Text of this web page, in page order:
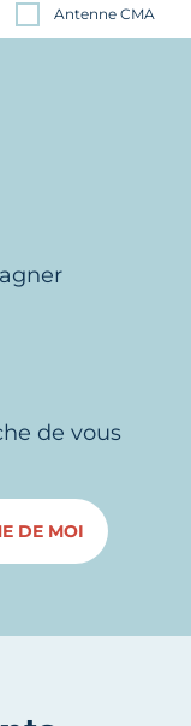
Antenne CMA
de vous
DE MOI